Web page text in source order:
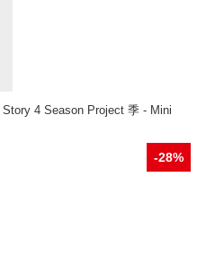
4 Season Project 季 - Mini
-28%